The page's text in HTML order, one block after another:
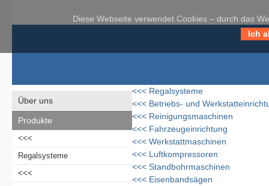
Über uns
Produkte
<<<
Regalsysteme
<<<
<<< Regalsysteme
<<< Betriebs- und
<<< Reinigungsmaschinen
<<< Fahrzeugeinrichtung
<<< Werkstattmaschinen
<<< Luftkompressoren
<<< Standbohrmaschinen
<<< Eisenbandsägen
Diese Webseite verwendet Cookies – durch das
Ich